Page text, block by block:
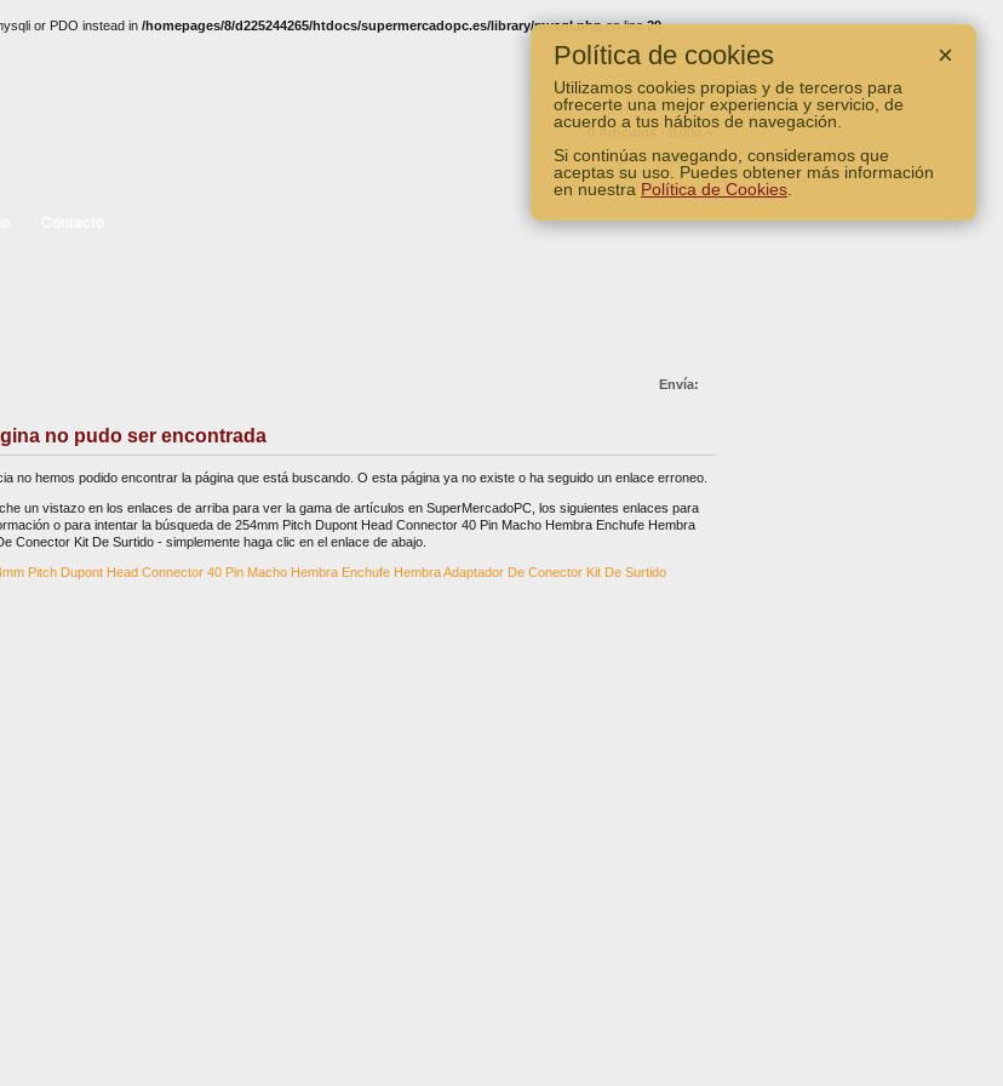
×
Política de cookies
Utilizamos cookies propias y de terceros para
ofrecerte una mejor experiencia y servicio, de
acuerdo a tus hábitos de navegación.
Si continúas navegando, consideramos que
aceptas su uso. Puedes obtener más información
en nuestra Política de Cookies
or PDO instead in /homepages/8/d225244265/htdocs/supermercadopc.es/library/mysql.phpon line29
0 Artículos - 0.00â‚¬
Ver Carro
Envía:
no pudo ser encontrada
no hemos podido encontrar la página que está buscando. O esta página ya no existe o ha seguido un enlace erroneo.
un vistazo en los enlaces de arriba para ver la gama de artículos en SuperMercadoPC, los siguientes enlaces para
o para intentar la búsqueda de 254mm Pitch Dupont Head Connector 40 Pin Macho Hembra Enchufe Hembra
Conector Kit De Surtido - simplemente haga clic en el enlace de abajo.
Pitch Dupont Head Connector 40 Pin Macho Hembra Enchufe Hembra Adaptador De Conector Kit De Surtido